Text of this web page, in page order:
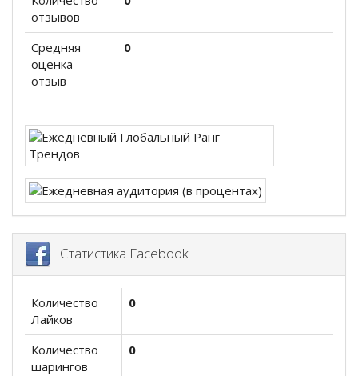
отзывов
Средняя
оценка
отзыв
0
Статистика Facebook
Количество
Лайков
0
Количество
шарингов
0